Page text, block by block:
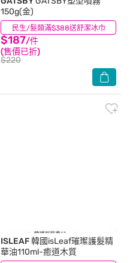
民生/髮類滿$388送舒潔冰巾
150g(金)
$187/件
(售價已折)
$220
(5)
ISLEAF韓國isLeaf璀璨護髮精
華油110ml-癒道木質